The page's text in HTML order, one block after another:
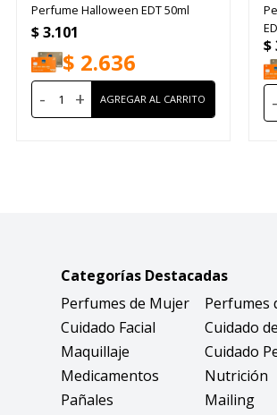
Perfume Halloween EDT 50ml
$3.101
$ 2.636
- +
$
-
Categorías Destacadas
Perfumes de Mujer
Perfumes
Cuidado Facial
Cuidado
Maquillaje
Cuidado
Medicamentos
Nutrición
Pañales
Mailing